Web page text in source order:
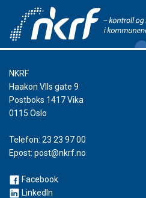
NKRF
Haakon VIIs gate 9
Postboks 1417 Vika
0115 Oslo
Telefon: 23 23 97 00
Epost: post@nkrf.no
Facebook
LinkedIn